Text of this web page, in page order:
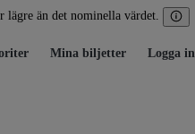
lägre än det nominella värdet.
Mina biljetter Logga in